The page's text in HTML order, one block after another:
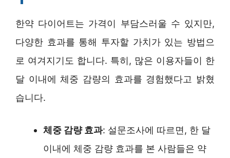
한약 다이어트는 가격이 부담스러울 수 있지만,
다양한 효과를 통해 투자할 가치가 있는 방법으
로 여겨지기도 합니다. 특히, 많은 이용자들이 한
달 이내에 체중 감량의 효과를 경험했다고 밝혔
습니다.
체중 감량 효과: 설문조사에 따르면, 한 달
이내에 체중 감량 효과를 본 사람들은 약